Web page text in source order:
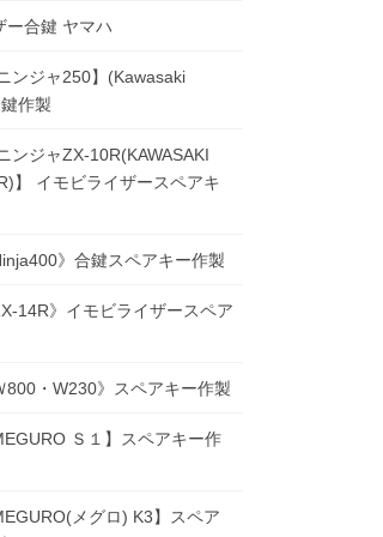
ー合鍵 ヤマハ
ンジャ250】(Kawasaki
作製
ンジャZX-10R(KAWASAKI
】 イモビライザースペアキ
》合鍵スペアキー作製
14R》イモビライザースペア
800・W230》スペアキー作製
Ｓ１】スペアキー作
メグロ) K3】スペア